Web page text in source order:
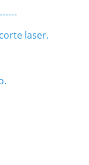
laser.